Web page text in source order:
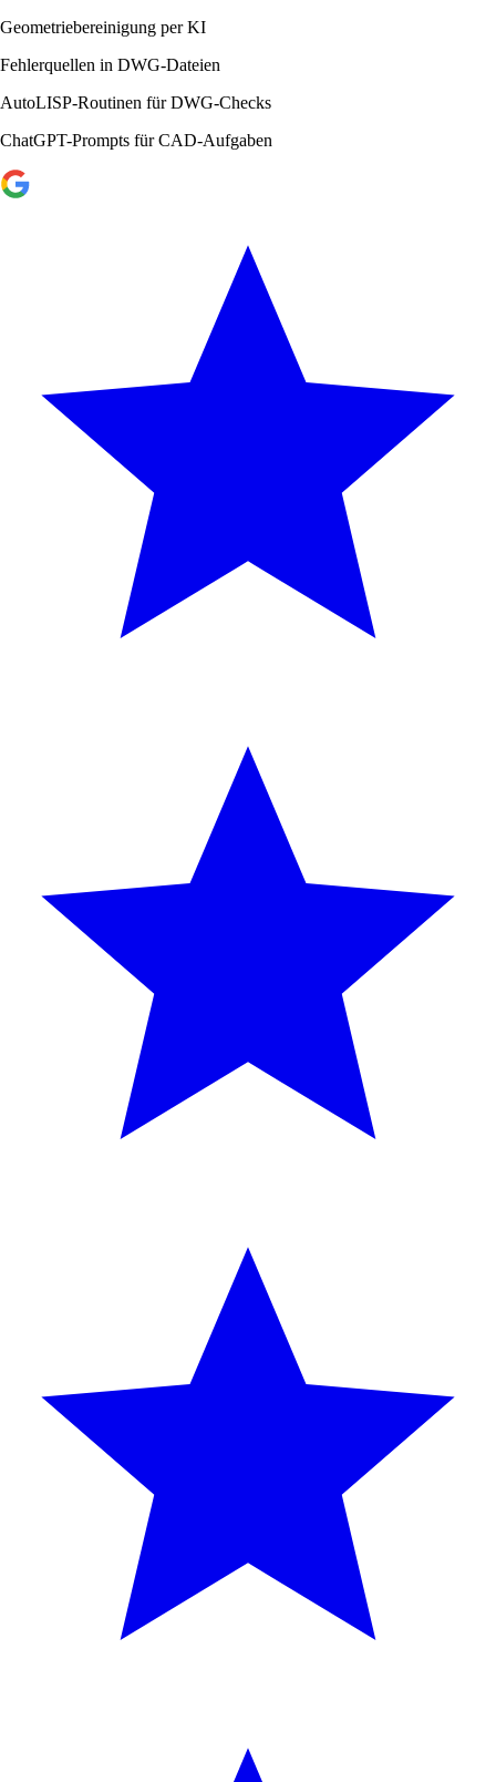
Geometriebereinigung per KI
Fehlerquellen in DWG-Dateien
AutoLISP-Routinen für DWG-Checks
ChatGPT-Prompts für CAD-Aufgaben